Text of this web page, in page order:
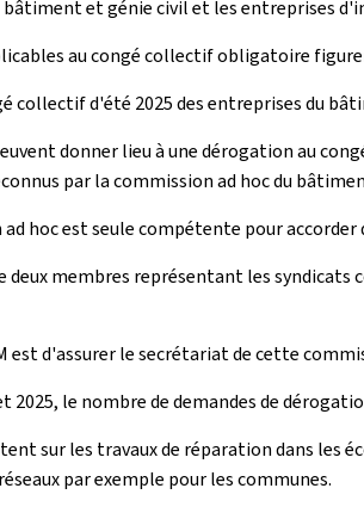
bâtiment et génie civil et les entreprises
au congé collectif obligatoire
collectif d'été 2025 des entreprises du
donner lieu à une dérogation au
par la commission ad hoc du
hoc est seule compétente pour
deux membres représentant les
est d'assurer le secrétariat de cette
2025, le nombre de demandes de
sur les travaux de réparation dans les
par exemple pour les communes.